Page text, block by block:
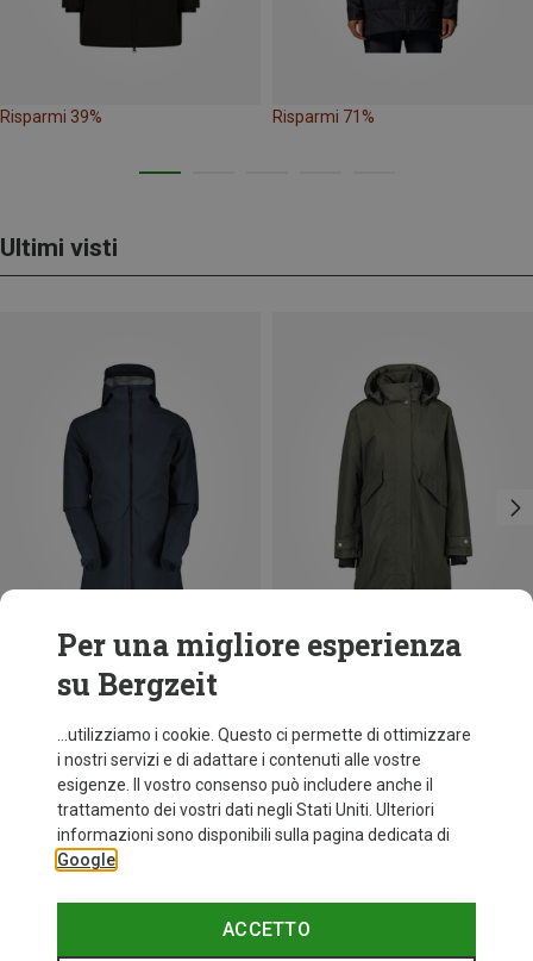
Risparmi 39% Risparmi 71%
Ultimi visti
Risparmi 62%
Per una migliore esperienza
su Bergzeit
...utilizziamo i cookie. Questo ci permette di ottimizzare
i nostri servizi e di adattare i contenuti alle vostre
esigenze. Il vostro consenso può includere anche il
trattamento dei vostri dati negli Stati Uniti. Ulteriori
informazioni sono disponibili sulla pagina dedicata di
Google
ACCETTO